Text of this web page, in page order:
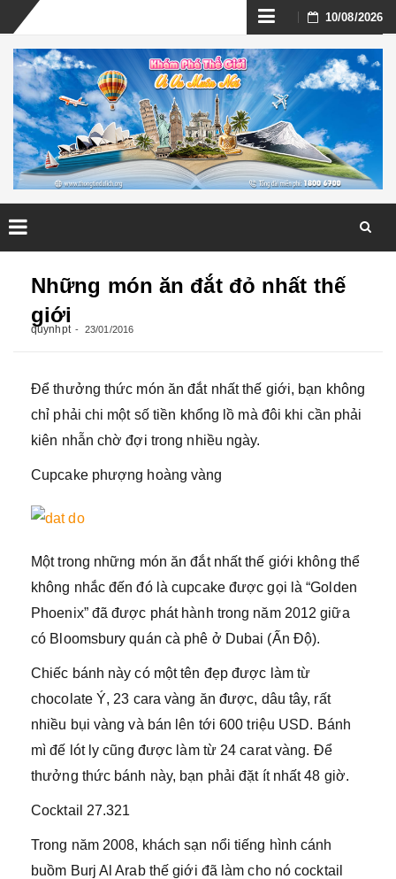
Skip
to
content
10/08/2026
Những món ăn đắt đỏ nhất thế
giới
quynhpt 23/01/2016
Để thưởng thức món ăn đắt nhất thế giới, bạn không
chỉ phải chi một số tiền khổng lồ mà đôi khi cần phải
kiên nhẫn chờ đợi trong nhiều ngày.
Cupcake phượng hoàng vàng
Một trong những món ăn đắt nhất thế giới không thể
không nhắc đến đó là cupcake được gọi là “Golden
Phoenix” đã được phát hành trong năm 2012 giữa
có Bloomsbury quán cà phê ở Dubai (Ấn Độ).
Chiếc bánh này có một tên đẹp được làm từ
chocolate Ý, 23 cara vàng ăn được, dâu tây, rất
nhiều bụi vàng và bán lên tới 600 triệu USD. Bánh
mì đế lót ly cũng được làm từ 24 carat vàng. Để
thưởng thức bánh này, bạn phải đặt ít nhất 48 giờ.
Cocktail 27.321
Trong năm 2008, khách sạn nổi tiếng hình cánh
buồm Burj Al Arab thế giới đã làm cho nó cocktail